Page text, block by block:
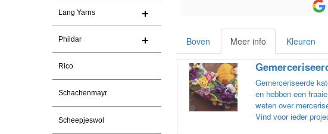
Lang Yarns
Phildar
Rico
Schachenmayr
Scheepjeswol
Boven Meer info Kleuren
Gemerceriseerde
en hebben een
weten over
Vind voor ieder